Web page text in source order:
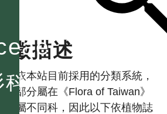
科
徵描述
：依本站目前採用的分類系統，
科部分屬在《Flora of Taiwan》
中分屬不同科，因此以下依植物誌